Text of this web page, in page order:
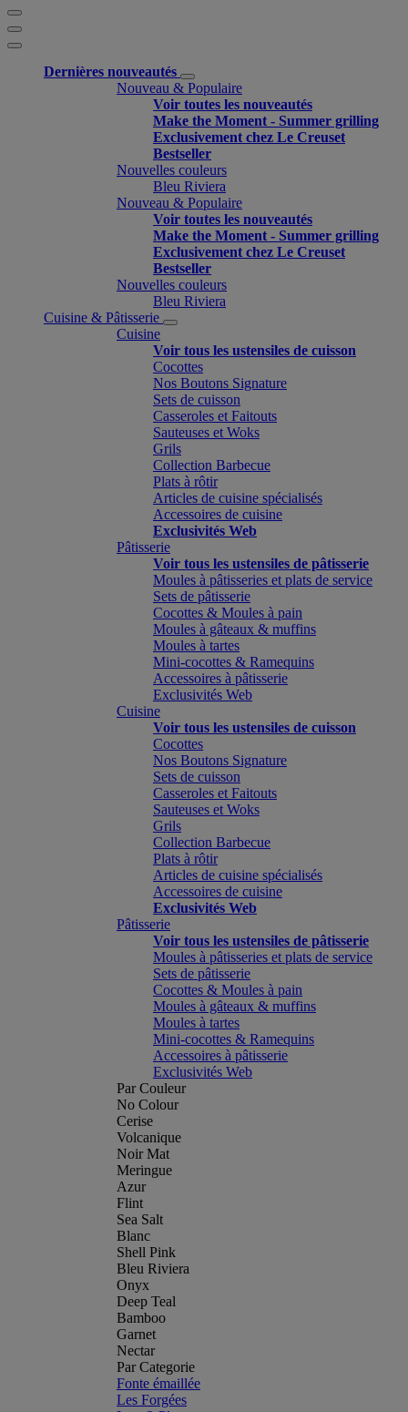
Dernières nouveautés
Nouveau & Populaire
Voir toutes les nouveautés
Make the Moment - Summer grilling
Exclusivement chez Le Creuset
Bestseller
Nouvelles couleurs
Bleu Riviera
Nouveau & Populaire
Voir toutes les nouveautés
Make the Moment - Summer grilling
Exclusivement chez Le Creuset
Bestseller
Nouvelles couleurs
Bleu Riviera
Cuisine & Pâtisserie
Cuisine
Voir tous les ustensiles de cuisson
Cocottes
Nos Boutons Signature
Sets de cuisson
Casseroles et Faitouts
Sauteuses et Woks
Grils
Collection Barbecue
Plats à rôtir
Articles de cuisine spécialisés
Accessoires de cuisine
Exclusivités Web
Pâtisserie
Voir tous les ustensiles de pâtisserie
Moules à pâtisseries et plats de service
Sets de pâtisserie
Cocottes & Moules à pain
Moules à gâteaux & muffins
Moules à tartes
Mini-cocottes & Ramequins
Accessoires à pâtisserie
Exclusivités Web
Cuisine
Voir tous les ustensiles de cuisson
Cocottes
Nos Boutons Signature
Sets de cuisson
Casseroles et Faitouts
Sauteuses et Woks
Grils
Collection Barbecue
Plats à rôtir
Articles de cuisine spécialisés
Accessoires de cuisine
Exclusivités Web
Pâtisserie
Voir tous les ustensiles de pâtisserie
Moules à pâtisseries et plats de service
Sets de pâtisserie
Cocottes & Moules à pain
Moules à gâteaux & muffins
Moules à tartes
Mini-cocottes & Ramequins
Accessoires à pâtisserie
Exclusivités Web
Par Couleur
No Colour
Cerise
Volcanique
Noir Mat
Meringue
Azur
Flint
Sea Salt
Blanc
Shell Pink
Bleu Riviera
Onyx
Deep Teal
Bamboo
Garnet
Nectar
Par Categorie
Fonte émaillée
Les Forgées